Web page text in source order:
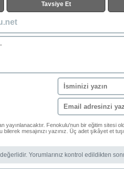
Tavsiye Et
yayınlanacaktır. Fenokulu'nun bir eğitim sitesi
bilerek mesajınızı yazınız. Üç adet şikâyet et
Yorumlarınız kontrol edildikten